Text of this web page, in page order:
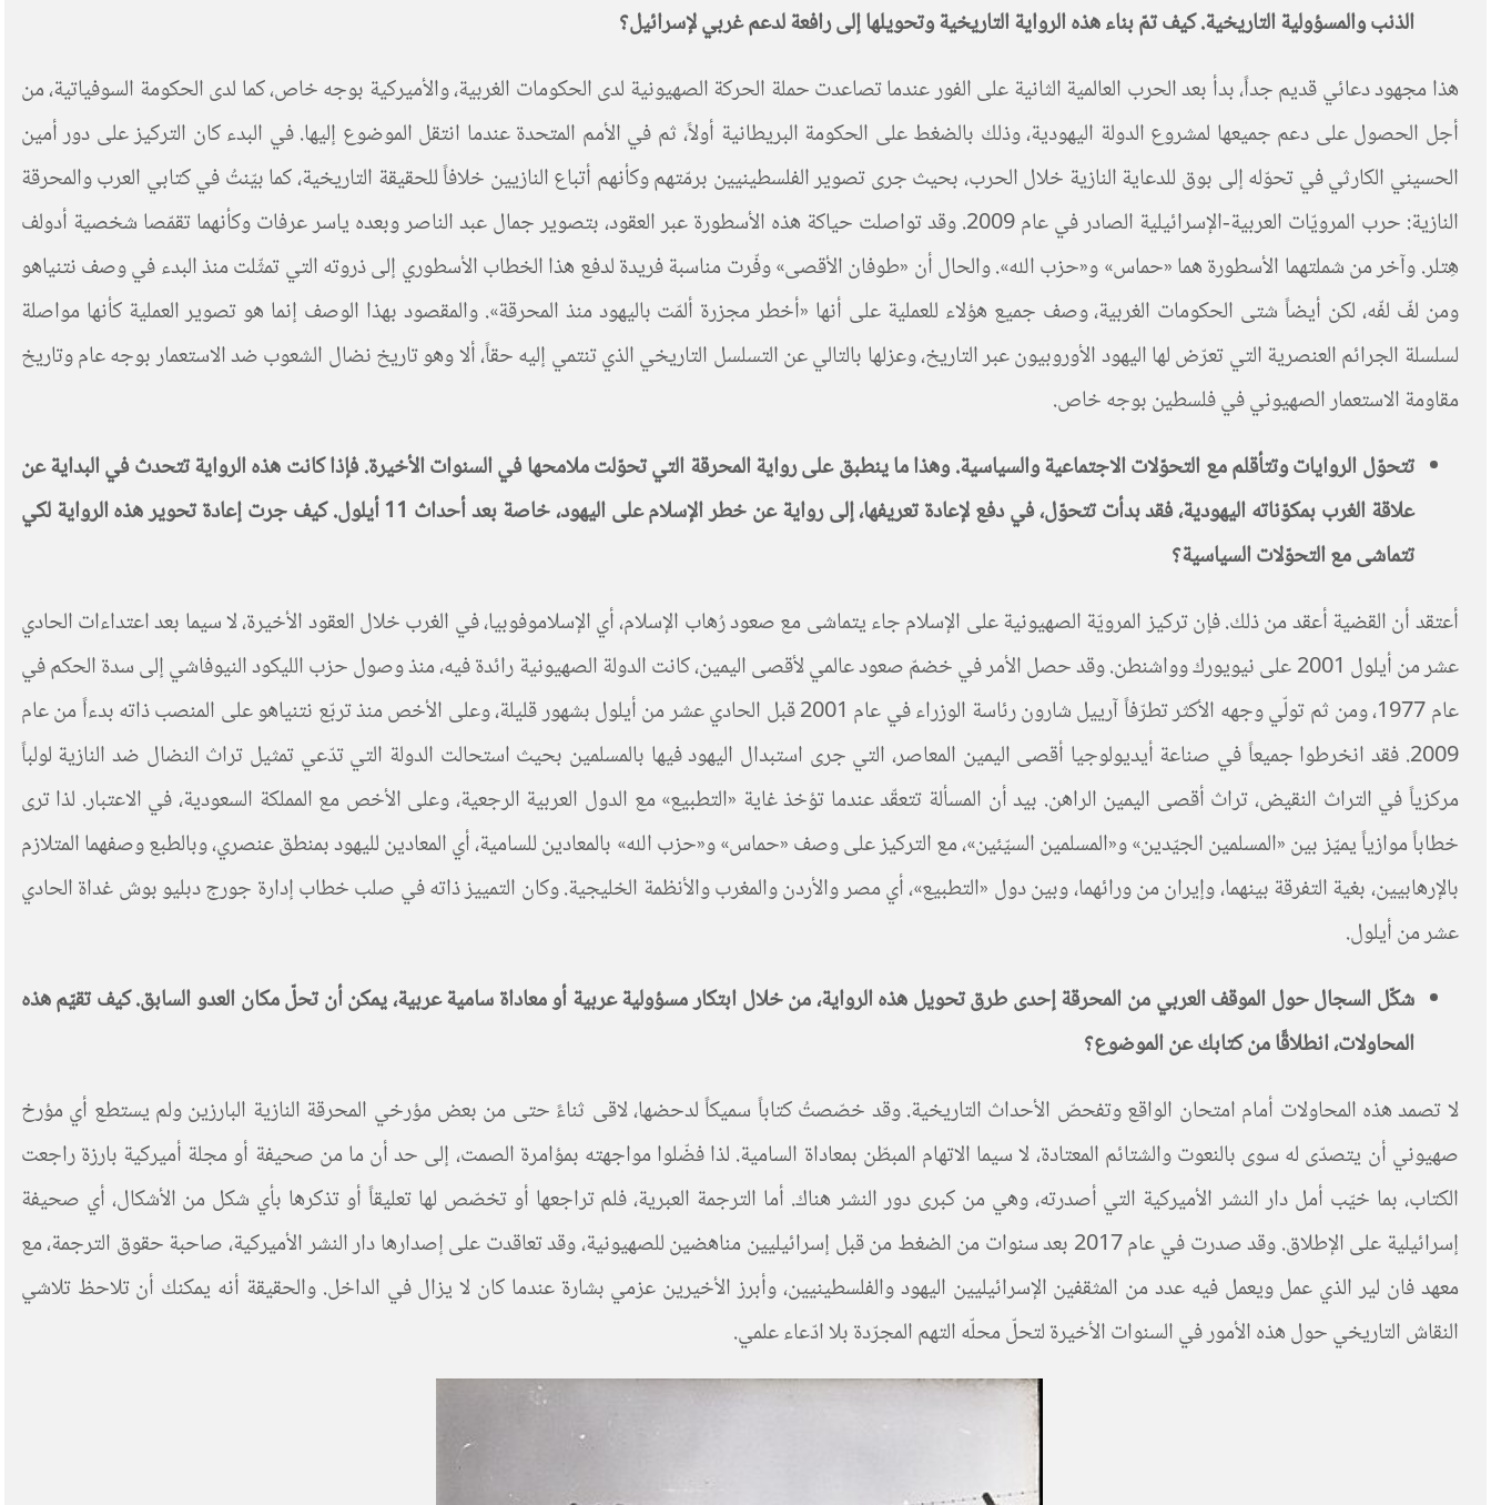
الذنب والمسؤولية التاريخية. كيف تمّ بناء هذه الرواية التاريخية وتحويلها إلى رافعة لدعم غربي لإسرائيل؟
هذا مجهود دعائي قديم جداً، بدأ بعد الحرب العالمية الثانية على الفور عندما تصاعدت حملة الحركة الصهيونية لدى الحكومات الغربية، والأميركية بوجه خاص، كما لدى الحكومة السوفياتية، من
أجل الحصول على دعم جميعها لمشروع الدولة اليهودية، وذلك بالضغط على الحكومة البريطانية أولاً، ثم في الأمم المتحدة عندما انتقل الموضوع إليها. في البدء كان التركيز على دور أمين
الحسيني الكارثي في تحوّله إلى بوق للدعاية النازية خلال الحرب، بحيث جرى تصوير الفلسطينيين برمّتهم وكأنهم أتباع النازيين خلافاً للحقيقة التاريخية، كما بيّنتُ في كتابي العرب والمحرقة
النازية: حرب المرويّات العربية-الإسرائيلية الصادر في عام 2009. وقد تواصلت حياكة هذه الأسطورة عبر العقود، بتصوير جمال عبد الناصر وبعده ياسر عرفات وكأنهما تقمّصا شخصية أدولف
هِتلر. وآخر من شملتهما الأسطورة هما «حماس» و«حزب الله». والحال أن «طوفان الأقصى» وفّرت مناسبة فريدة لدفع هذا الخطاب الأسطوري إلى ذروته التي تمثّلت منذ البدء في وصف نتنياهو
ومن لفّ لفّه، لكن أيضاً شتى الحكومات الغربية، وصف جميع هؤلاء للعملية على أنها «أخطر مجزرة ألمّت باليهود منذ المحرقة». والمقصود بهذا الوصف إنما هو تصوير العملية كأنها مواصلة
لسلسلة الجرائم العنصرية التي تعرّض لها اليهود الأوروبيون عبر التاريخ، وعزلها بالتالي عن التسلسل التاريخي الذي تنتمي إليه حقاً، ألا وهو تاريخ نضال الشعوب ضد الاستعمار بوجه عام وتاريخ
مقاومة الاستعمار الصهيوني في فلسطين بوجه خاص.
تتحوّل الروايات وتتأقلم مع التحوّلات الاجتماعية والسياسية. وهذا ما ينطبق على رواية المحرقة التي تحوّلت ملامحها في السنوات الأخيرة. فإذا كانت هذه الرواية تتحدث في البداية عن
علاقة الغرب بمكوّناته اليهودية، فقد بدأت تتحوّل، في دفع لإعادة تعريفها، إلى رواية عن خطر الإسلام على اليهود، خاصة بعد أحداث 11 أيلول. كيف جرت إعادة تحوير هذه الرواية لكي
تتماشى مع التحوّلات السياسية؟
أعتقد أن القضية أعقد من ذلك. فإن تركيز المرويّة الصهيونية على الإسلام جاء يتماشى مع صعود رُهاب الإسلام، أي الإسلاموفوبيا، في الغرب خلال العقود الأخيرة، لا سيما بعد اعتداءات الحادي
عشر من أيلول 2001 على نيويورك وواشنطن. وقد حصل الأمر في خضمّ صعود عالمي لأقصى اليمين، كانت الدولة الصهيونية رائدة فيه، منذ وصول حزب الليكود النيوفاشي إلى سدة الحكم في
عام 1977، ومن ثم تولّي وجهه الأكثر تطرّفاً آرييل شارون رئاسة الوزراء في عام 2001 قبل الحادي عشر من أيلول بشهور قليلة، وعلى الأخص منذ تربّع نتنياهو على المنصب ذاته بدءاً من عام
2009. فقد انخرطوا جميعاً في صناعة أيديولوجيا أقصى اليمين المعاصر، التي جرى استبدال اليهود فيها بالمسلمين بحيث استحالت الدولة التي تدّعي تمثيل تراث النضال ضد النازية لولباً
مركزياً في التراث النقيض، تراث أقصى اليمين الراهن. بيد أن المسألة تتعقّد عندما تؤخذ غاية «التطبيع» مع الدول العربية الرجعية، وعلى الأخص مع المملكة السعودية، في الاعتبار. لذا ترى
خطاباً موازياً يميّز بين «المسلمين الجيّدين» و«المسلمين السيّئين»، مع التركيز على وصف «حماس» و«حزب الله» بالمعادين للسامية، أي المعادين لليهود بمنطق عنصري، وبالطبع وصفهما المتلازم
بالإرهابيين، بغية التفرقة بينهما، وإيران من ورائهما، وبين دول «التطبيع»، أي مصر والأردن والمغرب والأنظمة الخليجية. وكان التمييز ذاته في صلب خطاب إدارة جورج دبليو بوش غداة الحادي
عشر من أيلول.
شكّل السجال حول الموقف العربي من المحرقة إحدى طرق تحويل هذه الرواية، من خلال ابتكار مسؤولية عربية أو معاداة سامية عربية، يمكن أن تحلّ مكان العدو السابق. كيف تقيّم هذه
المحاولات، انطلاقًا من كتابك عن الموضوع؟
لا تصمد هذه المحاولات أمام امتحان الواقع وتفحصّ الأحداث التاريخية. وقد خصّصتُ كتاباً سميكاً لدحضها، لاقى ثناءً حتى من بعض مؤرخي المحرقة النازية البارزين ولم يستطع أي مؤرخ
صهيوني أن يتصدّى له سوى بالنعوت والشتائم المعتادة، لا سيما الاتهام المبطّن بمعاداة السامية. لذا فضّلوا مواجهته بمؤامرة الصمت، إلى حد أن ما من صحيفة أو مجلة أميركية بارزة راجعت
الكتاب، بما خيّب أمل دار النشر الأميركية التي أصدرته، وهي من كبرى دور النشر هناك. أما الترجمة العبرية، فلم تراجعها أو تخصّص لها تعليقاً أو تذكرها بأي شكل من الأشكال، أي صحيفة
إسرائيلية على الإطلاق. وقد صدرت في عام 2017 بعد سنوات من الضغط من قبل إسرائيليين مناهضين للصهيونية، وقد تعاقدت على إصدارها دار النشر الأميركية، صاحبة حقوق الترجمة، مع
معهد فان لير الذي عمل ويعمل فيه عدد من المثقفين الإسرائيليين اليهود والفلسطينيين، وأبرز الأخيرين عزمي بشارة عندما كان لا يزال في الداخل. والحقيقة أنه يمكنك أن تلاحظ تلاشي
النقاش التاريخي حول هذه الأمور في السنوات الأخيرة لتحلّ محلّه التهم المجرّدة بلا ادّعاء علمي.